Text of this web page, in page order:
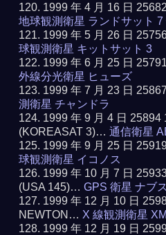
1999 年 4 月 16 日
地球観測衛星 ランドサット 7
1999 年 5 月 26 日
球観測衛星 キットサット 3
1999 年 6 月 25 日
外線分光衛星 ヒューズ
1999 年 7 月 23 日
測衛星 チャンドラ
1999 年 9 月 4 日 25894
(KOREASAT 3)…通信衛星
1999 年 9 月 25 日
球観測衛星 イコノス
1999 年 10 月 7 日
(USA 145)…GPS 衛星 ナブ
1999 年 12 月 10 日
NEWTON… X 線観測衛星
1999 年 12 月 19 日